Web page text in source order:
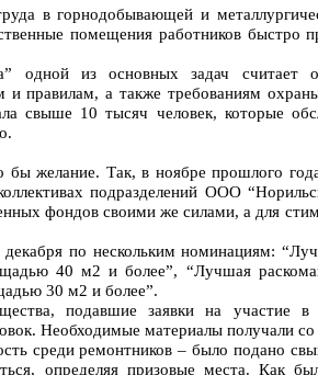
в горнодобывающей и
помещения работников быстро
одной из основных задач считает
правилам, а также требованиям
свыше 10 тысяч человек, которые
желание. Так, в ноябре прошлого
подразделений ООО
фондов своими же силами, а для
по нескольким номинациям:
40 м2 и более”, “Лучшая
30 м2 и более”.
подавшие заявки на участие
Необходимые материалы получали со
среди ремонтников – было подано
определяя призовые места. Как